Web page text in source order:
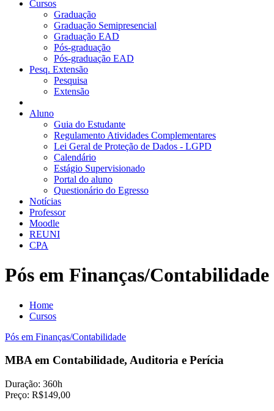
Cursos
Graduação
Graduação Semipresencial
Graduação EAD
Pós-graduação
Pós-graduação EAD
Pesq. Extensão
Pesquisa
Extensão
Aluno
Guia do Estudante
Regulamento Atividades Complementares
Lei Geral de Proteção de Dados - LGPD
Calendário
Estágio Supervisionado
Portal do aluno
Questionário do Egresso
Notícias
Professor
Moodle
REUNI
CPA
Pós em Finanças/Contabilidade
Home
Cursos
Pós em Finanças/Contabilidade
MBA em Contabilidade, Auditoria e Perícia
Duração: 360h
Preço: R$149,00